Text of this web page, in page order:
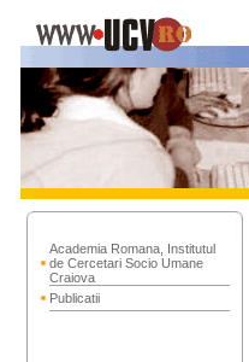
Academia Romana, Institutul
de Cercetari Socio Umane
Craiova
Publicatii